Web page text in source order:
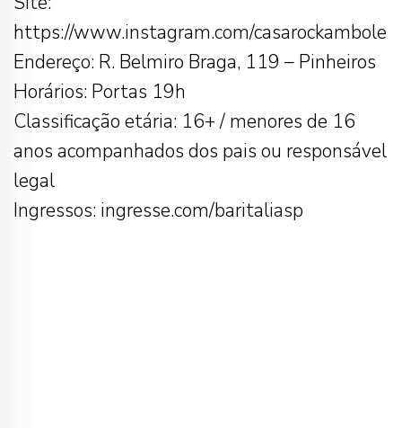
https://www.instagram.com/casarockambole
Endereço: R. Belmiro Braga, 119 – Pinheiros
Horários: Portas 19h
Classificação etária: 16+ / menores de 16
anos acompanhados dos pais ou responsável
legal
Ingressos: ingresse.com/baritaliasp